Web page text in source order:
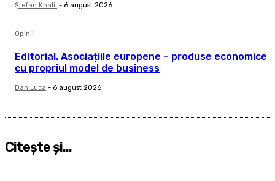
Ştefan Khalil - 6 august 2026
Opinii
Editorial. Asociațiile europene – produse economice
cu propriul model de business
Dan Luca - 6 august 2026
Citeşte şi...